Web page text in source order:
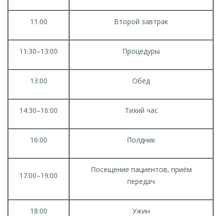
11.00 Второй завтрак
11:30–13:00 Процедуры
13:00 Обед
14:30–16:00 Тихий час
16:00 Полдник
17:00–19:00
Посещение пациентов, приём
передач
18:00 Ужин